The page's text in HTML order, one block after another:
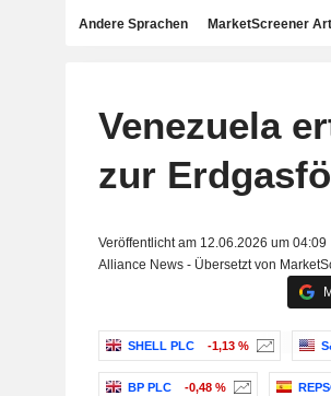
Andere Sprachen MarketScreener
Venezuela
zur
Veröffentlicht am 12.06.2026 um 04:09
Alliance News - Übersetzt von
SHELL PLC -1,13 %
BP PLC -0,48 %